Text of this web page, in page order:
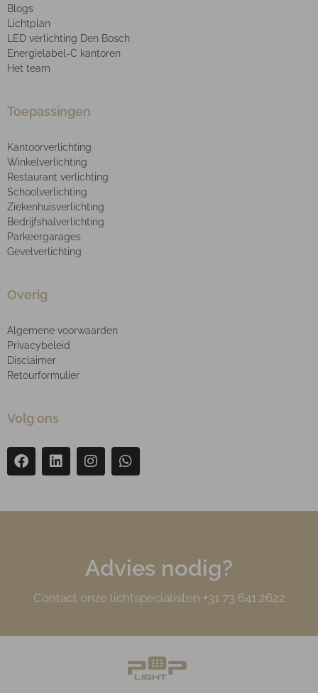
Blogs
Lichtplan
LED verlichting Den Bosch
Energielabel-C kantoren
Het team
Toepassingen
Kantoorverlichting
Winkelverlichting
Restaurant verlichting
Schoolverlichting
Ziekenhuisverlichting
Bedrijfshalverlichting
Parkeergarages
Gevelverlichting
Overig
Algemene voorwaarden
Privacybeleid
Disclaimer
Retourformulier
Volg ons
Advies nodig?
Contact onze lichtspecialisten +31 73 641 2622